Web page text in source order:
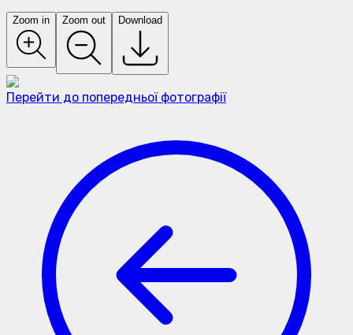
Zoom in Zoom out Download
Перейти до попередньої фотографії